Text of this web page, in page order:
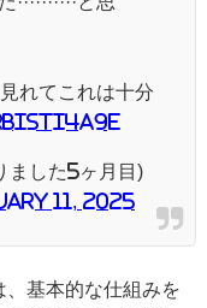
れてこれは十分
ました5ヶ月目)
11, 2025
、基本的な仕組みを